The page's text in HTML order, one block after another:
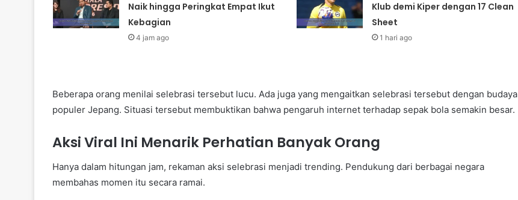
Naik hingga Peringkat Empat Ikut
Kebagian
4 jam ago
Klub demi Kiper dengan 17 Clean
Sheet
1 hari ago
Beberapa orang menilai selebrasi tersebut lucu. Ada juga yang mengaitkan selebrasi tersebut dengan budaya
populer Jepang. Situasi tersebut membuktikan bahwa pengaruh internet terhadap sepak bola semakin besar.
Aksi Viral Ini Menarik Perhatian Banyak Orang
Hanya dalam hitungan jam, rekaman aksi selebrasi menjadi trending. Pendukung dari berbagai negara
membahas momen itu secara ramai.